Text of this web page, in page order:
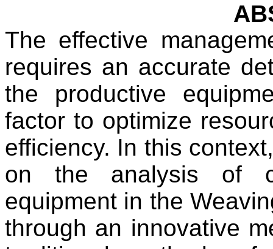
The effective
requires an accurate
the productive
factor to optimize
efficiency. In this
on the analysis of
equipment in the
through an innovative